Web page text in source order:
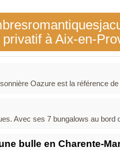
à Aix-en-
Oazure est la référence de
Avec ses 7 bungalows au bord
bulle en Charente-